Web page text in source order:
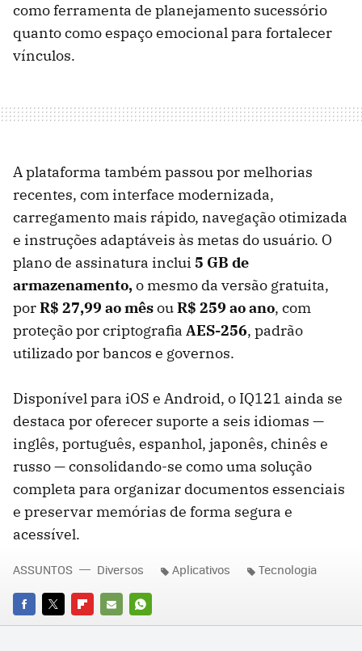
como ferramenta de planejamento sucessório
quanto como espaço emocional para fortalecer
vínculos.
A plataforma também passou por melhorias
recentes, com interface modernizada,
carregamento mais rápido, navegação otimizada
e instruções adaptáveis às metas do usuário. O
plano de assinatura inclui 5 GB de
armazenamento,o mesmo da versão gratuita,
porR$ 27,99 ao mêsouR$ 259 ao ano, com
proteção por criptografia AES-256, padrão
utilizado por bancos e governos.
Disponível para iOS e Android, o IQ121 ainda se
destaca por oferecer suporte a seis idiomas —
inglês, português, espanhol, japonês, chinês e
russo — consolidando-se como uma solução
completa para organizar documentos essenciais
e preservar memórias de forma segura e
acessível.
FACEBOOK
TWITTERFLIPBOARD
E-
WHATSAPP
ASSUNTOS Diversos Aplicativos Tecnologia